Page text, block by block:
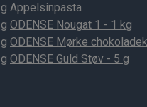
g Appelsinpasta
g ODENSE Nougat 1 - 1 kg
g ODENSE Mørke
g ODENSE Guld Støv - 5 g